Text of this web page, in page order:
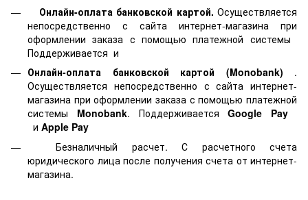
Онлайн-оплата банковской картой. Осуществляется
непосредственно с сайта интернет-магазина при
оформлении заказа с помощью платежной системы
Поддерживается и
Онлайн-оплата банковской картой
(Monobank) .
Осуществляется непосредственно с сайта интернет-
магазина при оформлении заказа с помощью платежной
системы Monobank. ПоддерживаетсяGoogle Pay
и Apple Pay
Безналичный расчет. С расчетного счета
юридического лица после получения счета от интернет-
магазина.